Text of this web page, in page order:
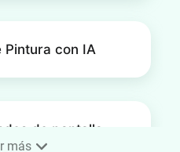
Pintura con IA
de pantalla
más